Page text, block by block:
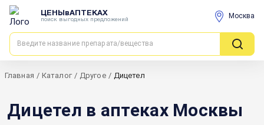
ЦЕНЫвАПТЕКАХ
поиск выгодных предложений Москва
Главная / Каталог / Другое / Дицетел
Дицетел в аптеках Москвы